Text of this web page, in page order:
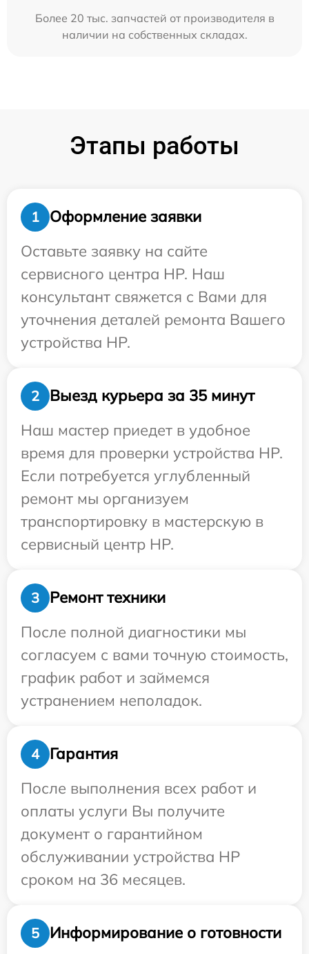
Более 20 тыс. запчастей от производителя в
наличии на собственных складах.
Этапы работы
1
Оформление заявки
Оставьте заявку на сайте
сервисного центра HP. Наш
консультант свяжется с Вами для
уточнения деталей ремонта Вашего
устройства HP.
2
Выезд курьера за 35 минут
Наш мастер приедет в удобное
время для проверки устройства HP.
Если потребуется углубленный
ремонт мы организуем
транспортировку в мастерскую в
сервисный центр HP.
3
Ремонт техники
После полной диагностики мы
согласуем с вами точную стоимость,
график работ и займемся
устранением неполадок.
4
Гарантия
После выполнения всех работ и
оплаты услуги Вы получите
документ о гарантийном
обслуживании устройства HP
сроком на 36 месяцев.
5 Информирование о готовности